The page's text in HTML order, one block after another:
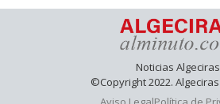
Noticias Algeciras
©Copyright 2022.